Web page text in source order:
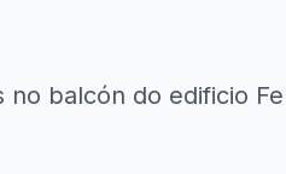
balcón do edificio